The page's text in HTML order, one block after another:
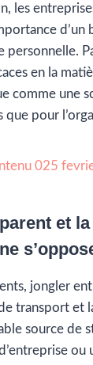
les
personnelle.
en la
comme une
que pour
et
jongler
transport et
source de
ou